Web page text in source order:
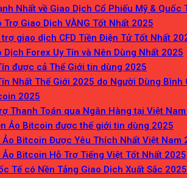
Nhất về Giao Dịch Cổ Phiếu Mỹ & Quốc
Trợ Giao Dịch VÀNG Tốt Nhất 2025
giao dịch CFD Tiền Điện Tử Tốt Nhất
Forex Uy Tín và Nên Dùng Nhất 2025
được cả Thế Giới tin dùng 2025
Nhất Thế Giới 2025 do Người Dùng Bình
2025
Thanh Toán qua Ngân Hàng tại Việt
Ảo Bitcoin được thế giới tin dùng 2025
Ảo Bitcoin Được Yêu Thích Nhất Việt Nam
Bitcoin Hỗ Trợ Tiếng Việt Tốt Nhất 2025
Tế có Nền Tảng Giao Dịch Xuất Sắc 2025